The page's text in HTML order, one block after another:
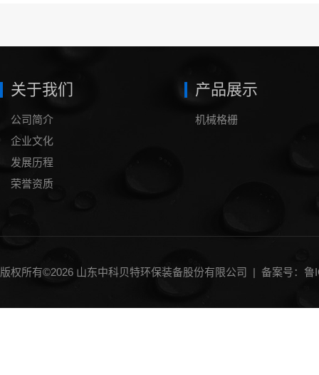
关于我们
公司简介
企业文化
发展历程
荣誉资质
产品展示
机械格栅
版权所有©2026 山东中科贝特环保装备股份有限公司 | 备案号：鲁